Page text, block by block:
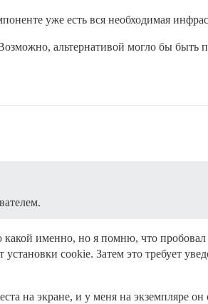
уже есть вся необходимая
альтернативой могло бы быть
именно, но я помню, что
cookie. Затем это требует
на экране, и у меня на экземпляре